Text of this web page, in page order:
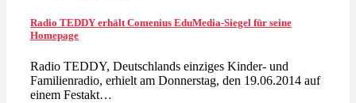
Radio TEDDY erhält Comenius EduMedia-Siegel für seine
Homepage
Radio TEDDY, Deutschlands einziges Kinder- und
Familienradio, erhielt am Donnerstag, den 19.06.2014 auf
einem Festakt…